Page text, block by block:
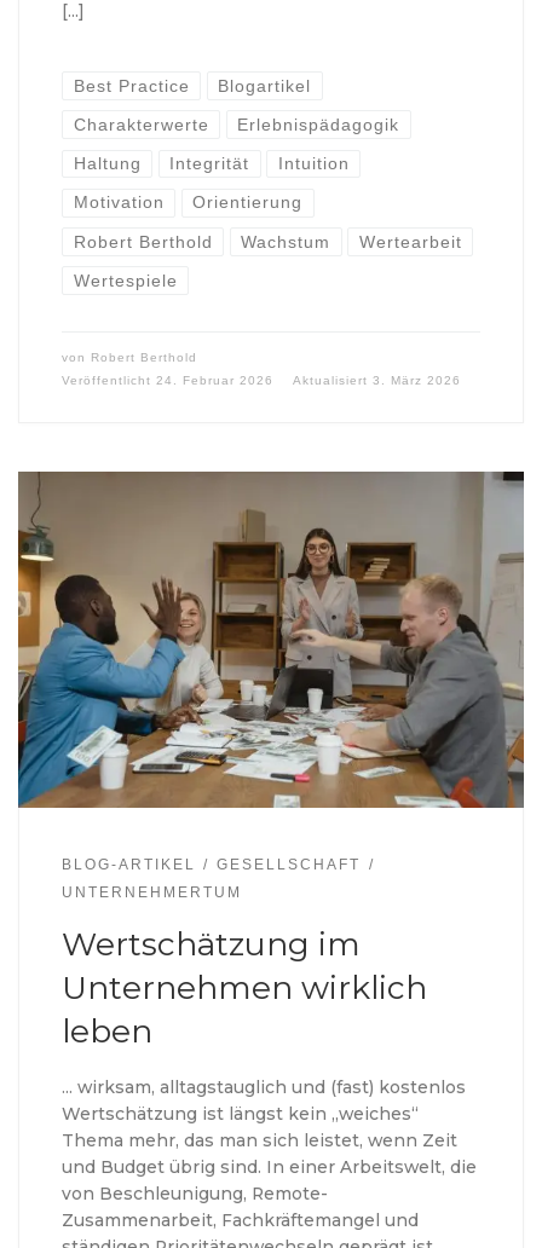
[…]
Best Practice Blogartikel
Charakterwerte Erlebnispädagogik
Haltung Integrität Intuition
Motivation Orientierung
Robert Berthold Wachstum Wertearbeit
Wertespiele
von Robert Berthold
Veröffentlicht 24. Februar 2026 Aktualisiert 3. März 2026
BLOG-ARTIKEL
GESELLSCHAFT
UNTERNEHMERTUM
Wertschätzung im
Unternehmen wirklich
leben
… wirksam, alltagstauglich und (fast) kostenlos
Wertschätzung ist längst kein „weiches“
Thema mehr, das man sich leistet, wenn Zeit
und Budget übrig sind. In einer Arbeitswelt, die
von Beschleunigung, Remote-
Zusammenarbeit, Fachkräftemangel und